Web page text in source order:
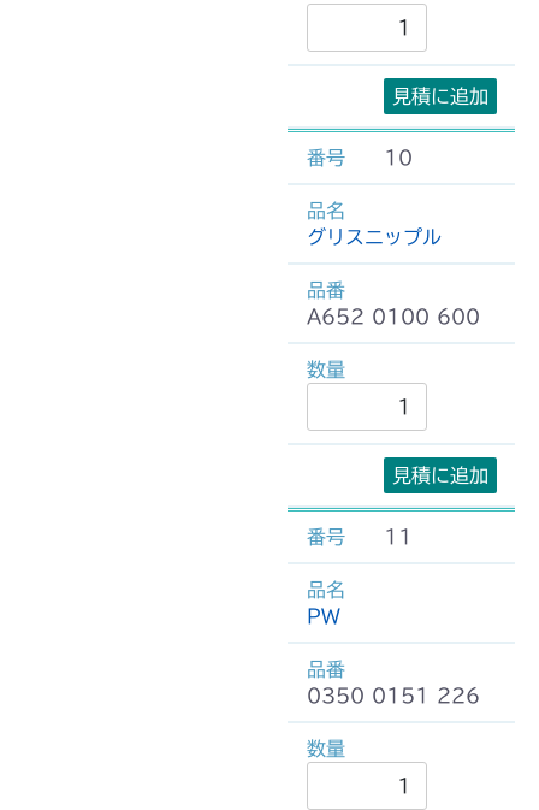
見積に追加
10
グリスニップル
A652 0100 600
見積に追加
11
PW
0350 0151 226